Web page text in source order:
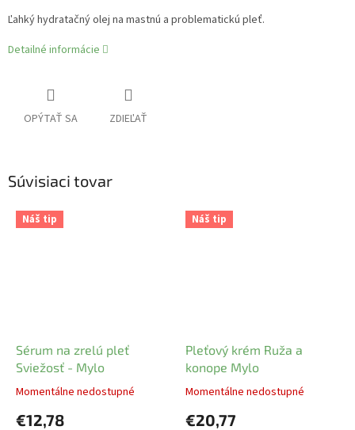
Ľahký hydratačný olej na mastnú a problematickú pleť.
Detailné informácie
OPÝTAŤ SA ZDIEĽAŤ
Súvisiaci tovar
Náš tip
Sérum na zrelú pleť
Sviežosť - Mylo
Momentálne nedostupné
€12,78
Náš tip
Pleťový krém Ruža a
konope Mylo
Momentálne nedostupné
€20,77